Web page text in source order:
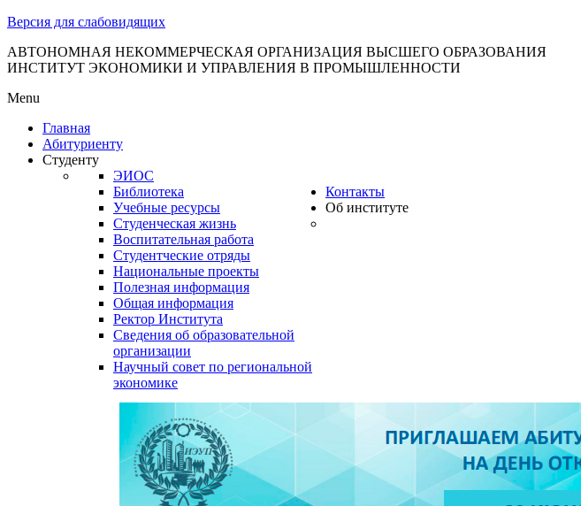
Версия для слабовидящих
АВТОНОМНАЯ НЕКОММЕРЧЕСКАЯ ОРГАНИЗАЦИЯ ВЫСШЕГО ОБРАЗОВАНИЯ
ИНСТИТУТ ЭКОНОМИКИ И УПРАВЛЕНИЯ В ПРОМЫШЛЕННОСТИ
Menu
Главная
Абитуриенту
Студенту
ЭИОС
Библиотека
Учебные ресурсы
Студенческая жизнь
Воспитательная работа
Студентческие отряды
Национальные проекты
Полезная информация
Контакты
Об институте
Общая информация
Ректор Института
Сведения об образовательной
организации
Научный совет по региональной
экономике